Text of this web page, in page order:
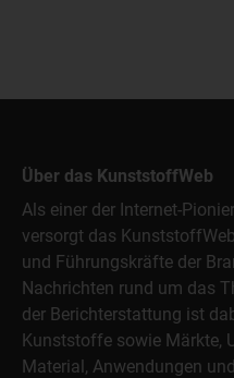
Über das KunststoffWeb
Als einer der Internet-
versorgt das
und Führungskräfte der
Nachrichten rund um das
der Berichterstattung ist
Kunststoffe sowie Märkte,
Material, Anwendungen